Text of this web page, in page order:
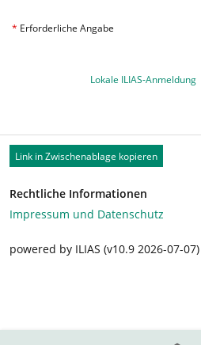
* Erforderliche Angabe
Lokale ILIAS-Anmeldung
Link in Zwischenablage kopieren
Rechtliche Informationen
Impressum und Datenschutz
powered by ILIAS (v10.9 2026-07-07)